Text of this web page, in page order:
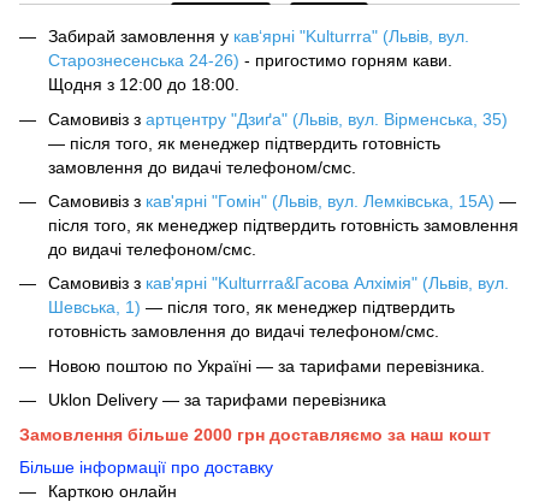
Забирай замовлення у кав‘ярні "Kulturrra" (Львів, вул.
Старознесенська 24-26) - пригостимо горням кави.
Щодня з 12:00 до 18:00.
Самовивіз з артцентру "Дзиґа" (Львів, вул. Вірменська, 35)
— після того, як менеджер підтвердить готовність
замовлення до видачі телефоном/смс.
Самовивіз з кав'ярні "Гомін" (Львів, вул. Лемківська, 15А) —
після того, як менеджер підтвердить готовність замовлення
до видачі телефоном/смс.
Самовивіз з кав'ярні "Kulturrra&Гасова Алхімія" (Львів, вул.
Шевська, 1) — після того, як менеджер підтвердить
готовність замовлення до видачі телефоном/смс.
Новою поштою по Україні — за тарифами перевізника.
Uklon Delivery — за тарифами перевізника
Замовлення більше 2000 грн доставляємо за наш кошт
Більше інформації про доставку
Карткою онлайн